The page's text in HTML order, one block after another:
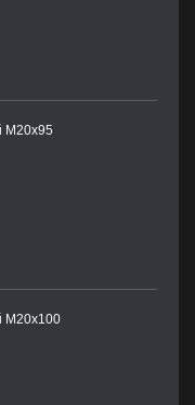
М20х95
М20х100